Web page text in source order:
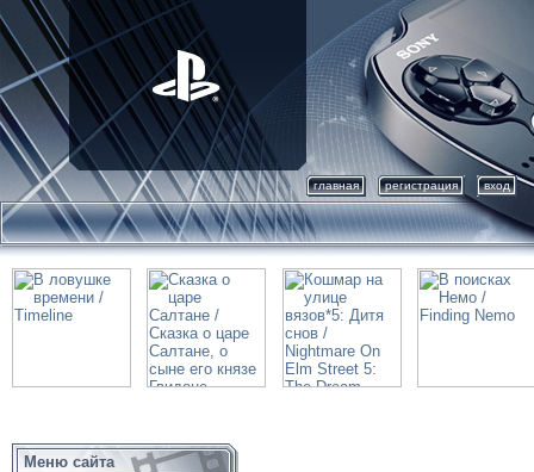
главная регистрация вход
Меню сайта